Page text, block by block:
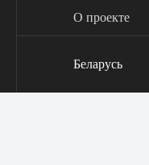
О проекте
Беларусь